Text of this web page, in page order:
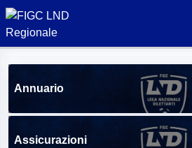
Annuario
Assicurazioni